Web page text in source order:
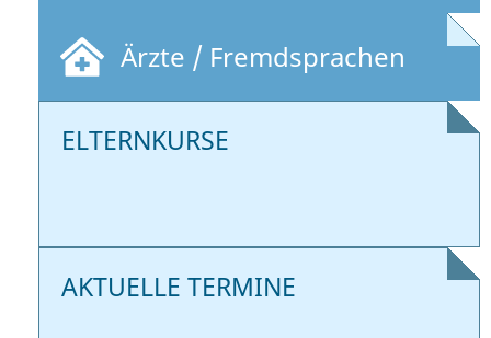
Ärzte / Fremdsprachen
ELTERNKURSE
AKTUELLE TERMINE